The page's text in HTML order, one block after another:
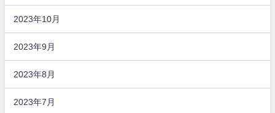
2023年10月
2023年9月
2023年8月
2023年7月